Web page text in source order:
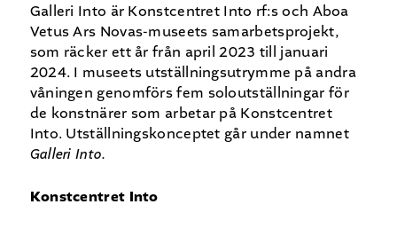
Galleri Into är Konstcentret Into rf:s och Aboa
Vetus Ars Novas-museets samarbetsprojekt,
som räcker ett år från april 2023 till januari
2024. I museets utställningsutrymme på andra
våningen genomförs fem soloutställningar för
de konstnärer som arbetar på Konstcentret
Into. Utställningskonceptet går under namnet
Galleri Into.
Konstcentret Into